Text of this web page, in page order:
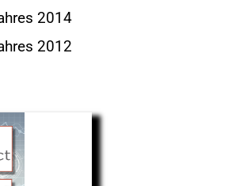
2014
2012